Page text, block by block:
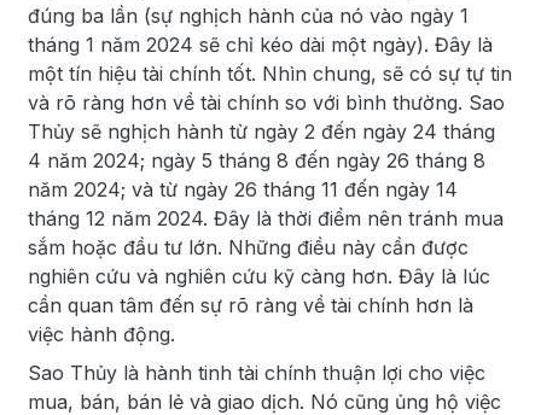
đúng ba lần (sự nghịch hành của nó vào ngày 1
tháng 1 năm 2024 sẽ chỉ kéo dài một ngày). Đây là
một tín hiệu tài chính tốt. Nhìn chung, sẽ có sự tự tin
và rõ ràng hơn về tài chính so với bình thường. Sao
Thủy sẽ nghịch hành từ ngày 2 đến ngày 24 tháng
4 năm 2024; ngày 5 tháng 8 đến ngày 26 tháng 8
năm 2024; và từ ngày 26 tháng 11 đến ngày 14
tháng 12 năm 2024. Đây là thời điểm nên tránh mua
sắm hoặc đầu tư lớn. Những điều này cần được
nghiên cứu và nghiên cứu kỹ càng hơn. Đây là lúc
cần quan tâm đến sự rõ ràng về tài chính hơn là
việc hành động.
Sao Thủy là hành tinh tài chính thuận lợi cho việc
mua, bán, bán lẻ và giao dịch. Nó cũng ủng hộ việc